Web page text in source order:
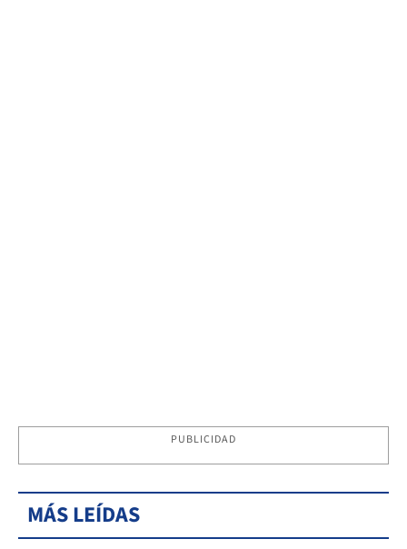
PUBLICIDAD
MÁS LEÍDAS